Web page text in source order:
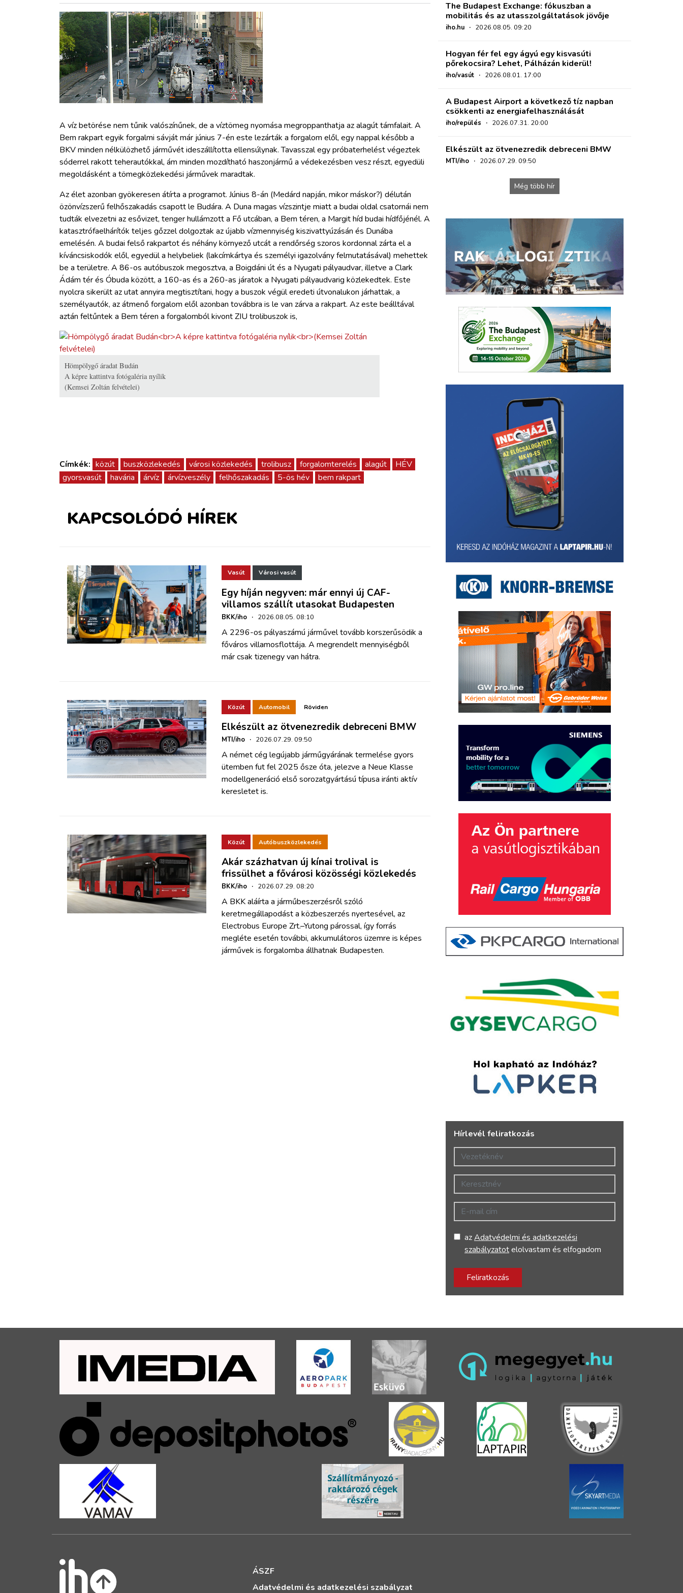
HAJÓZÁS
ARCHÍVUM
WEBSHOP
BELÉPÉS
A víz betörése nem tűnik valószínűnek, de a víztömeg nyomása megroppanthatja az alagút támfalait. A
Bem rakpart egyik forgalmi sávját már június 7-én este lezárták a forgalom elől, egy nappal később a
BKV minden nélkülözhető járművét ideszállította ellensúlynak. Tavasszal egy próbaterhelést végeztek
sóderrel rakott teherautókkal, ám minden mozdítható haszonjármű a védekezésben vesz részt, egyedüli
megoldásként a tömegközlekedési járművek maradtak.
Az élet azonban gyökeresen átírta a programot. Június 8-án (Medárd napján, mikor máskor?) délután
özönvízszerű felhőszakadás csapott le Budára. A Duna magas vízszintje miatt a budai oldal csatornái nem
tudták elvezetni az esővizet, tenger hullámzott a Fő utcában, a Bem téren, a Margit híd budai hídfőjénél. A
katasztrófaelhárítók teljes gőzzel dolgoztak az újabb vízmennyiség kiszivattyúzásán és Dunába
emelésén. A budai felső rakpartot és néhány környező utcát a rendőrség szoros kordonnal zárta el a
kíváncsiskodók elől, egyedül a helybeliek (lakcímkártya és személyi igazolvány felmutatásával) mehettek
be a területre. A 86-os autóbuszok megosztva, a Boigdáni út és a Nyugati pályaudvar, illetve a Clark
Ádám tér és Óbuda között, a 160-as és a 260-as járatok a Nyugati pályaudvarig közlekedtek. Este
nyolcra sikerült az utat annyira megtisztítani, hogy a buszok végül eredeti útvonalukon járhattak, a
személyautók, az átmenő forgalom elől azonban továbbra is le van zárva a rakpart. Az este beálltával
aztán feltűntek a Bem téren a forgalomból kivont ZIU trolibuszok is,
Hömpölygő áradat Budán
A képre kattintva fotógaléria nyílik
(Kemsei Zoltán felvételei)
Címkék: közút buszközlekedés városi közlekedés trolibusz forgalomterelés alagút
HÉV
gyorsvasút
havária árvíz árvízveszély felhőszakadás 5-ös hév bem rakpart
KAPCSOLÓDÓ HÍREK
Vasút Városi vasút
Egy híján negyven: már ennyi új CAF-
villamos szállít utasokat Budapesten
BKK/iho · 2026.08.05. 08:10
A 2296-os pályaszámú járművel tovább korszerűsödik a
főváros villamosflottája. A megrendelt mennyiségből
már csak tizenegy van hátra.
Közút Automobil Röviden
Elkészült az ötvenezredik debreceni BMW
MTI/iho · 2026.07.29. 09:50
A német cég legújabb járműgyárának termelése gyors
ütemben fut fel 2025 ősze óta, jelezve a Neue Klasse
modellgeneráció első sorozatgyártású típusa iránti aktív
keresletet is.
Közút Autóbuszközlekedés
Akár százhatvan új kínai trolival is
frissülhet a fővárosi közösségi közlekedés
BKK/iho · 2026.07.29. 08:20
A BKK aláírta a járműbeszerzésről szóló
keretmegállapodást a közbeszerzés nyertesével, az
Electrobus Europe Zrt.–Yutong párossal, így forrás
megléte esetén további, akkumulátoros üzemre is képes
járművek is forgalomba állhatnak Budapesten.
The Budapest Exchange: fókuszban a
mobilitás és az utasszolgáltatások jövője
iho.hu · 2026.08.05. 09:20
Hogyan fér fel egy ágyú egy kisvasúti
pőrekocsira? Lehet, Pálházán kiderül!
iho/vasút · 2026.08.01. 17:00
A Budapest Airport a következő tíz napban
csökkenti az energiafelhasználását
iho/repülés · 2026.07.31. 20:00
Elkészült az ötvenezredik debreceni BMW
MTI/iho · 2026.07.29. 09:50
Még több hír
Hírlevél feliratkozás
Vezetéknév
Keresztnév
E-mail cím
azAdatvédelmi és adatkezelési
szabályzatotelolvastam és elfogadom
Feliratkozás
ÁSZF
Adatvédelmi és adatkezelési szabályzat